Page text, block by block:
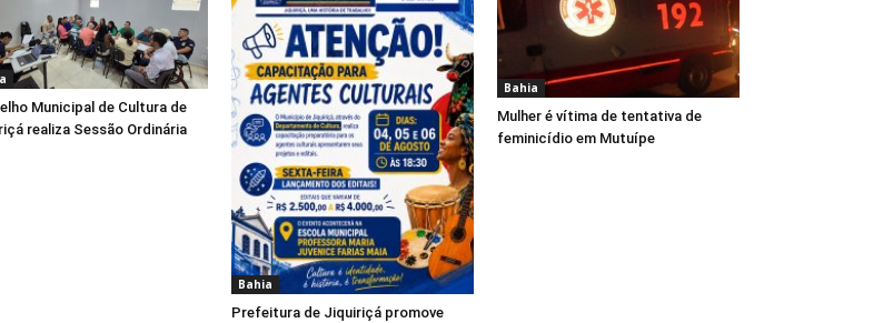
Municipal de Cultura de
realiza Sessão Ordinária
Bahia
Prefeitura de Jiquiriçá promove
Bahia
Mulher é vítima de tentativa de
feminicídio em Mutuípe